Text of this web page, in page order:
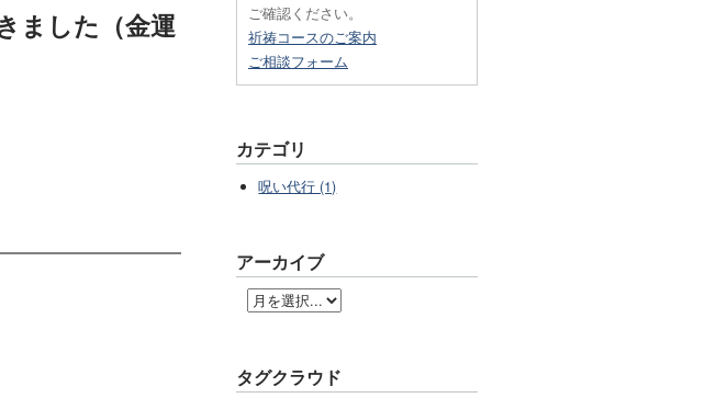
ました（金運
ご確認ください。
祈祷コースのご案内
ご相談フォーム
カテゴリ
呪い代行 (1)
アーカイブ
タグクラウド